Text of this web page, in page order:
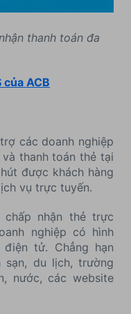
thanh toán đa
ACB
các doanh nghiệp
thanh toán thẻ tại
được khách hàng
vụ trực tuyến.
nhận thẻ trực
nghiệp có hình
tử. Chẳng hạn
sạn, du lịch, trường
nước, các website